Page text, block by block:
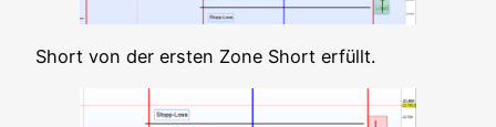
Short von der ers­ten Zone Short erfüllt.